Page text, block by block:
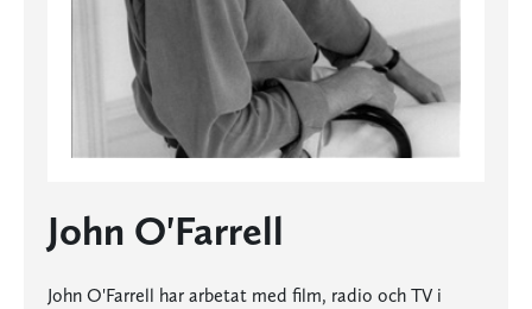
John O'Farrell
John O'Farrell har arbetat med film, radio och TV i